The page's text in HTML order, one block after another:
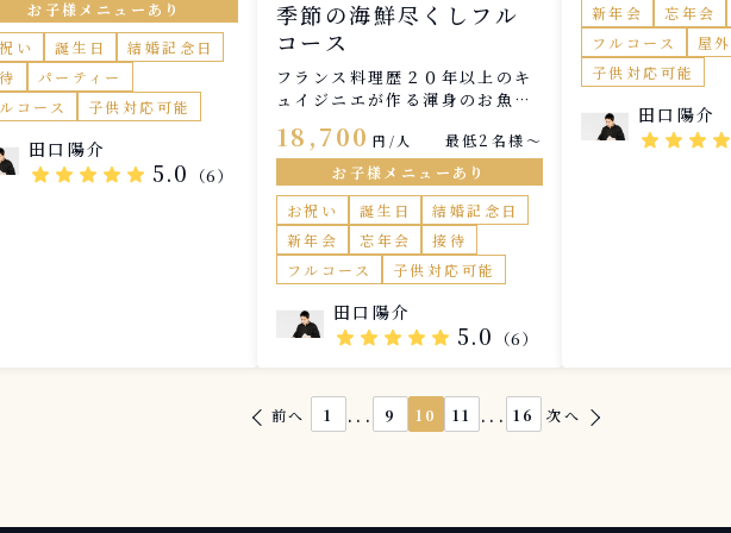
がでしょう？！
お子様メニューあり
い
誕生日
結婚記念日
パーティー
コース
子供対応可能
田口陽介
star star star star star 5.0 （6）
季節の海鮮尽くしフル
コース
フランス料理歴２０年以上のキ
ュイジニエが作る渾身のお魚フ
料理を非日常空間と共にお楽し
みください！
18,700 円/人
最低2名様〜
お子様メニューあり
お祝い
誕生日
結婚記念日
新年会
忘年会
接待
フルコース
子供対応可能
田口陽介
star star star star star 5.0 （6）
新年会
忘年会
フルコース
屋外
子供対応可能
田口陽介
star star star star
前へ 1 ... 9 10 11 ... 16 次へ